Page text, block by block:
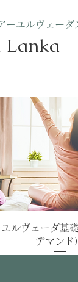
ーユルヴェーダ
Lanka​
クイックビ
ユルヴェーダ基
デマンド